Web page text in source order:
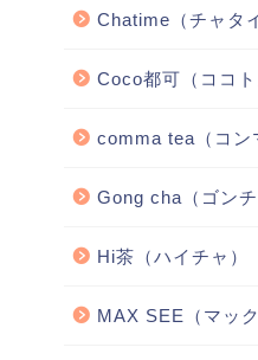
Chatime（チャタ
Coco都可（ココト
comma tea（コン
Gong cha（ゴンチ
Hi茶（ハイチャ）
MAX SEE（マック